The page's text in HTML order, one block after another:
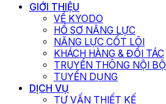
GIỚI THIỆU
VỀ KYODO
HỒ SƠ NĂNG LỰC
NĂNG LỰC CỐT LÕI
KHÁCH HÀNG & ĐỐI TÁC
TRUYỀN THÔNG NỘI BỘ
TUYỂN DỤNG
DỊCH VỤ
TƯ VẤN THIẾT KẾ